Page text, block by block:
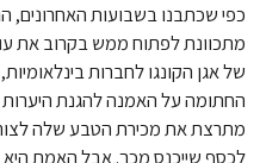
כפי שכתבנו בשבועות האחרונים,
מתכוונת לפתוח ממש בקרוב את
של אגן הקונגו לחברות
החתומה על האמנה להגנת היערות
מתרצת את מכירת הטבע שלה
לכסף שייכנס מכך. אבל האמת היא